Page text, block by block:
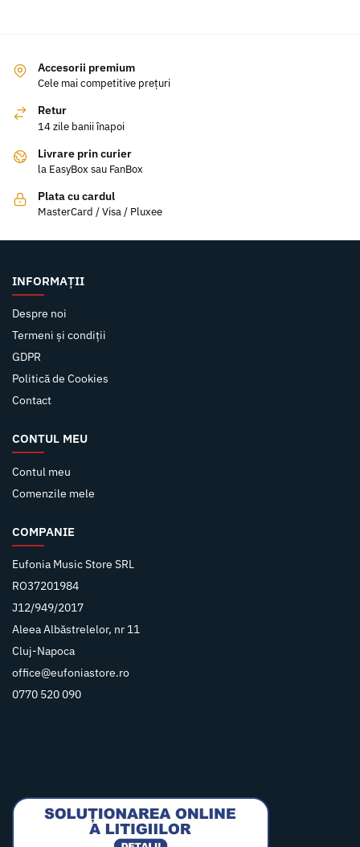
Accesorii premium
Cele mai competitive prețuri
Retur
14 zile banii înapoi
Livrare prin curier
la EasyBox sau FanBox
Plata cu cardul
MasterCard / Visa / Pluxee
INFORMAȚII
Despre noi
Termeni și condiții
GDPR
Politică de Cookies
Contact
CONTUL MEU
Contul meu
Comenzile mele
COMPANIE
Eufonia Music Store SRL
RO37201984
J12/949/2017
Aleea Albăstrelelor, nr 11
Cluj-Napoca
office@eufoniastore.ro
0770 520 090